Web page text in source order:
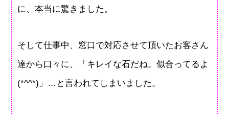
に、本当に驚きました。
そして仕事中、窓口で対応させて頂いたお客さん
達から口々に、「キレイな石だね。似合ってるよ
(*^^*)」…と言われてしまいました。